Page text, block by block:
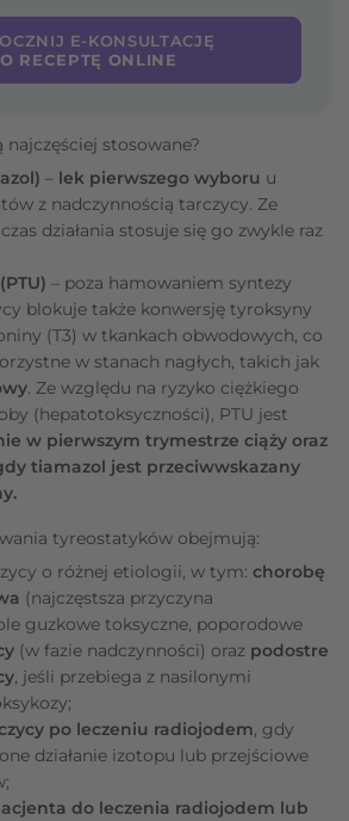
E-KONSULTACJĘ
RECEPTĘ ONLINE
stosowane?
– lek pierwszego wyboru u
z nadczynnością tarczycy. Ze
działania stosuje się go zwykle raz
– poza hamowaniem syntezy
blokuje także konwersję tyroksyny
(T3) w tkankach obwodowych, co
w stanach nagłych, takich jak
. Ze względu na ryzyko ciężkiego
(hepatotoksyczności), PTU jest
w pierwszym trymestrze ciąży oraz
tiamazol jest przeciwwskazany
tyreostatyków obejmują:
o różnej etiologii, w tym: chorobę
(najczęstsza przyczyna
guzkowe toksyczne, poporodowe
(w fazie nadczynności) oraz podostre
, jeśli przebiega z nasilonymi
po leczeniu radiojodem, gdy
działanie izotopu lub przejściowe
do leczenia radiojodem lub